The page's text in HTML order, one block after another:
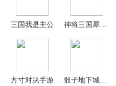
三国我是主公
方寸对决手游